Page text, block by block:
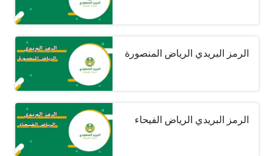
الرمز البريدي الرياض المنصورة
الرمز البريدي الرياض الفيحاء